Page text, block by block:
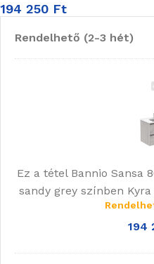
194 250 Ft
Rendelhető (2-3 hét)
Ez a tétel Bannio Sansa
sandy grey színben
194